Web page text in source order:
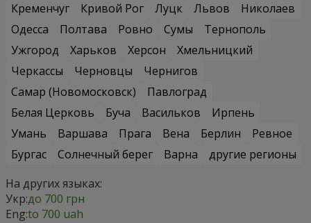
Кременчуг
Кривой Рог Луцк Львов
Николаев
Одесса
Полтава Ровно Сумы
Тернополь
Ужгород
Харьков Херсон
Хмельницкий
Черкассы
Черновцы
Чернигов
Самар (Новомосковск)
Павлоград
Белая Церковь
Буча Васильков
Ирпень
Умань
Варшава Прага Вена Берлин
Ревное
Бургас
Солнечный берег Варна
другие регионы
На других языках:
Укр:до 700 грн
Eng:to 700 uah